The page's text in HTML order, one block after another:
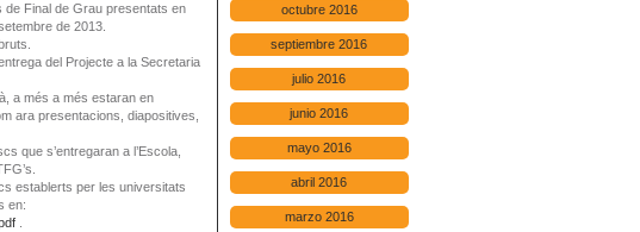
de Final de Grau presentats en
de 2013.
del Projecte a la Secretaria
a més a més estaran en
ara presentacions, diapositives,
que s’entregaran a l’Escola,
establerts per les universitats
en:
octubre 2016
septiembre 2016
julio 2016
junio 2016
mayo 2016
abril 2016
marzo 2016